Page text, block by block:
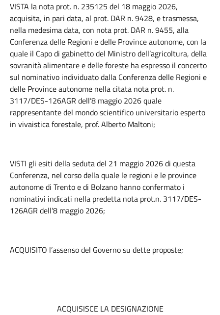
VISTA la nota prot. n. 235125 del 18 maggio 2026,
acquisita, in pari data, al prot. DAR n. 9428, e trasmessa,
nella medesima data, con nota prot. DAR n. 9455, alla
Conferenza delle Regioni e delle Province autonome, con la
quale il Capo di gabinetto del Ministro dell’agricoltura, della
sovranità alimentare e delle foreste ha espresso il concerto
sul nominativo individuato dalla Conferenza delle Regioni e
delle Province autonome nella citata nota prot. n.
3117/DES-126AGR dell’8 maggio 2026 quale
rappresentante del mondo scientifico universitario esperto
in vivaistica forestale, prof. Alberto Maltoni;
VISTI gli esiti della seduta del 21 maggio 2026 di questa
Conferenza, nel corso della quale le regioni e le province
autonome di Trento e di Bolzano hanno confermato i
nominativi indicati nella predetta nota prot.n. 3117/DES-
126AGR dell’8 maggio 2026;
ACQUISITO l’assenso del Governo su dette proposte;
ACQUISISCE LA DESIGNAZIONE